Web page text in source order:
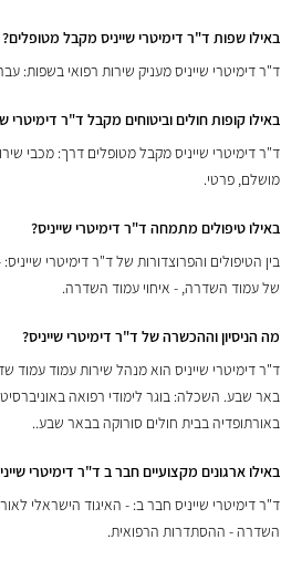
באילו שפות ד"ר דימיטרי שייניס מקבל מטופלים?
ד"ר דימיטרי שייניס מעניק שירות רפואי בשפות:
באילו קופות חולים וביטוחים מקבל ד"ר דימיטרי
ד"ר דימיטרי שייניס מקבל מטופלים דרך: מכבי
מושלם, פרטי.
באילו טיפולים מתמחה ד"ר דימיטרי שייניס?
בין הטיפולים והפרוצדורות של ד"ר דימיטרי
של עמוד השדרה, - איחוי עמוד השדרה.
מה הניסיון וההכשרה של ד"ר דימיטרי שייניס?
ד"ר דימיטרי שייניס הוא מנהל שירות עמוד עמוד
באר שבע. השכלה: בוגר לימודי רפואה
באורתופדיה בבית חולים סורוקה בבאר שבע..
באילו ארגונים מקצועיים חבר ב ד"ר דימיטרי
ד"ר דימיטרי שייניס חבר ב: - האיגוד הישראלי
השדרה - ההסתדרות הרפואית.